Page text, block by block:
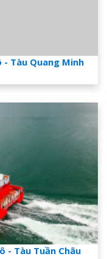
- Tàu Quang Minh
- Tàu Tuần Châu